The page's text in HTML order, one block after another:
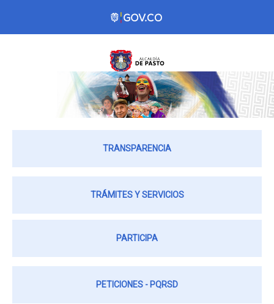
TRANSPARENCIA
TRÁMITES Y SERVICIOS
PARTICIPA
PETICIONES - PQRSD